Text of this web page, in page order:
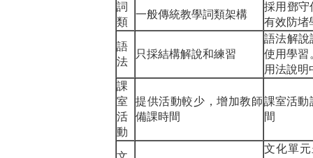
詞
類
一般傳統教學詞類架構
採用鄧守
有效防堵
語
法
只採結構解說和練習
語法解說
使用學習
用法說明
課
室
活
動
提供活動較少，增加教師
備課時間
課室活動
間
文化單